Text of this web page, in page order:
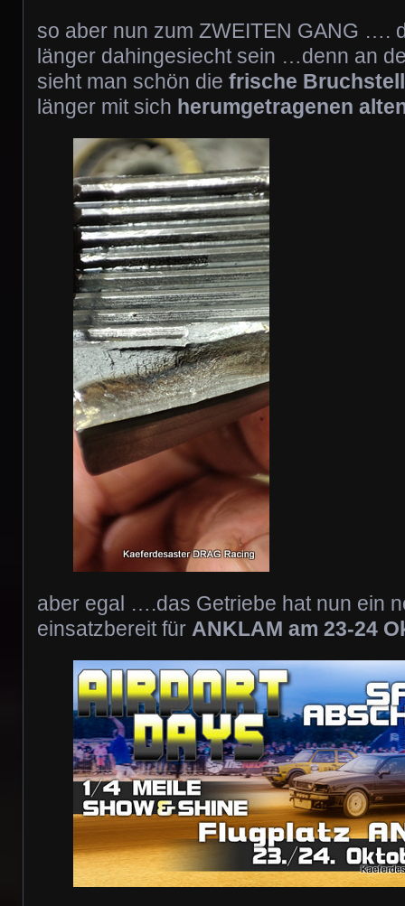
so aber nun zum ZWEITEN GANG ….
länger dahingesiecht sein …denn an
sieht man schön die frische
länger mit sich herumgetragenen
aber egal ….das Getriebe hat nun ein
einsatzbereit für ANKLAM am 23-24